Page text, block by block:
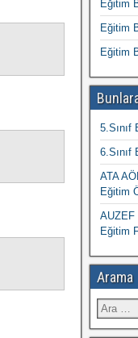
Eğitim
Eğitim
Eğitim
5.Sınıf
6.Sınıf
ATA
Eğitim
AUZEF
Eğitim
Arama